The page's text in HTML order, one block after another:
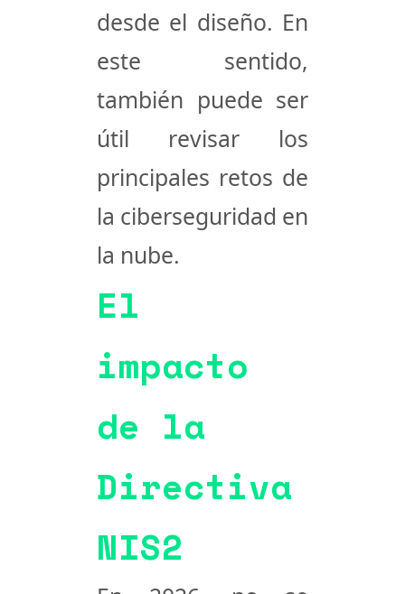
desde el diseño. En
este sentido,
también puede ser
útil revisar los
principales retos de
la ciberseguridad en
la nube.
El
impacto
de la
Directiva
NIS2